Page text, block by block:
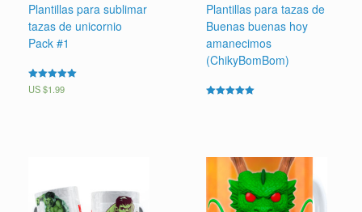
Plantillas para sublimar
tazas de unicornio
Pack #1
Valorado en
5.00
US $1.99
Plantillas para tazas de
Buenas buenas hoy
amanecimos
(ChikyBomBom)